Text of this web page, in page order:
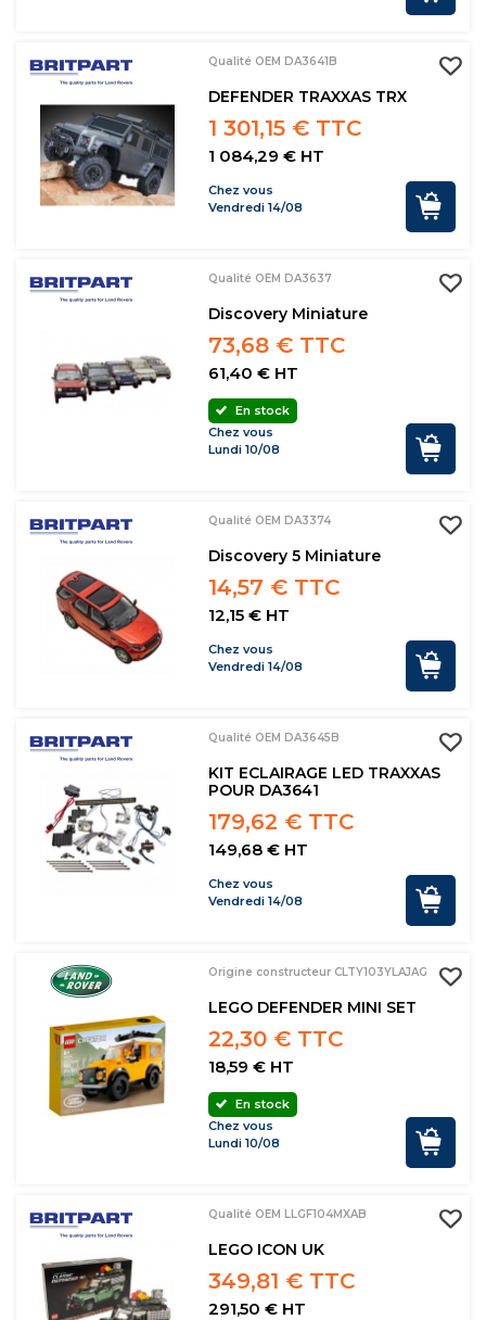
Qualité OEM DA3641B
DEFENDER TRAXXAS TRX
1 301,15 € TTC
1 084,29 € HT
Chez vous
Vendredi 14/08
Qualité OEM DA3637
Discovery Miniature
73,68 € TTC
61,40 € HT
En stock
Chez vous
Lundi 10/08
Qualité OEM DA3374
Discovery 5 Miniature
14,57 € TTC
12,15 € HT
Chez vous
Vendredi 14/08
Qualité OEM DA3645B
KIT ECLAIRAGE LED TRAXXAS
POUR DA3641
179,62 € TTC
149,68 € HT
Chez vous
Vendredi 14/08
Origine constructeur CLTY103YLAJAG
LEGO DEFENDER MINI SET
22,30 € TTC
18,59 € HT
En stock
Chez vous
Lundi 10/08
Qualité OEM LLGF104MXAB
LEGO ICON UK
349,81 € TTC
291,50 € HT